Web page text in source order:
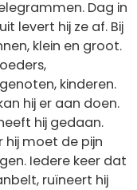
Dag in
levert hij ze af. Bij
klein en groot.
kinderen.
hij er aan doen.
hij gedaan.
hij moet de pijn
Iedere keer dat
ruïneert hij